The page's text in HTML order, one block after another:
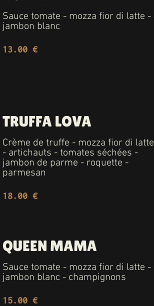
Sauce tomate - mozza fior di latte -
jambon blanc
13.00 €
TRUFFA LOVA
Crème de truffe - mozza fior di latte
- artichauts - tomates séchées -
jambon de parme - roquette -
parmesan
18.00 €
QUEEN MAMA
Sauce tomate - mozza fior di latte -
jambon blanc - champignons
15.00 €